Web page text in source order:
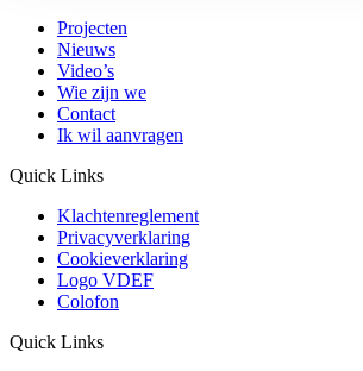
Projecten
Nieuws
Video’s
Wie zijn we
Contact
Ik wil aanvragen
Quick Links
Klachtenreglement
Privacyverklaring
Cookieverklaring
Logo VDEF
Colofon
Quick Links